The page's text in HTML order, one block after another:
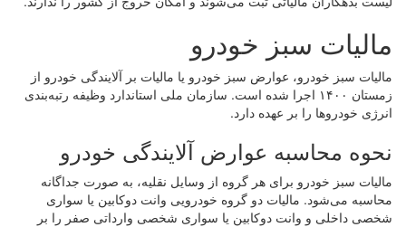
مالیات سبز خودرو
مالیات سبز خودرو، عوارض سبز خودرو یا مالیات بر آلایندگی خودرو از
زمستان ۱۴۰۰ اجرا شده است. سازمان ملی استاندارد وظیفه رتبه‌بندی
انرژی خودروها را بر عهده دارد.
نحوه محاسبه عوارض آلایندگی خودرو
مالیات سبز خودرو برای هر گروه از وسایل نقلیه، به صورت جداگانه
محاسبه می‌شود. مالیات دو گروه خودرویی وانت دوکابین یا سواری
شخصی داخلی و وانت دوکابین یا سواری شخصی وارداتی صفر را بر